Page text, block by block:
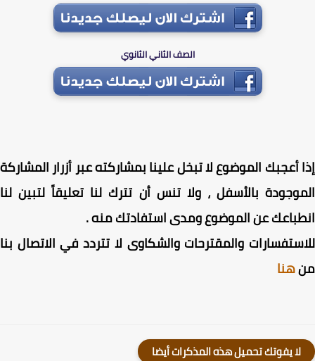
الصف الثاني الثانوي
أعجبك الموضوع لا تبخل علينا بمشاركته عبر أزرار المشاركة
بالأسفل ، ولا تنس أن تترك لنا تعليقاً لتبين لنا
عن الموضوع ومدى استفادتك منه .
والمقترحات والشكاوى لا تتردد في الاتصال بنا
هنا
لا يفوتك تحميل هذه المذكرات أيضا